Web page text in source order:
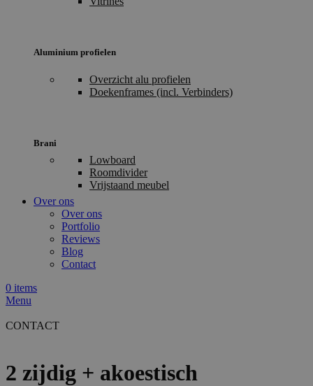
Aluminium profielen
Overzicht alu profielen
Doekenframes (incl. Verbinders)
Brani
Lowboard
Roomdivider
Vrijstaand meubel
Over ons
Over ons
Portfolio
Reviews
Blog
Contact
0 items
Menu
CONTACT
2 zijdig + akoestisch